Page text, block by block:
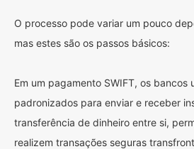
O processo pode variar um pouco
mas estes são os passos básicos:
Em um pagamento SWIFT, os bancos
padronizados para enviar e receber
transferência de dinheiro entre si,
realizem transações seguras